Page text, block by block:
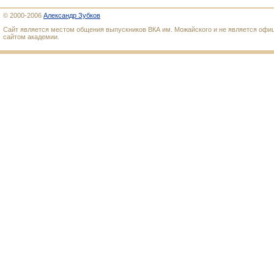
© 2000-2006 Александр Зубков
Сайт является местом общения выпускников ВКА им. Можайского и не является
сайтом академии.